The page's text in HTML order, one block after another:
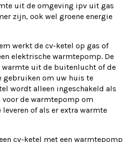
uit de omgeving ipv uit gas
zijn, ook wel groene energie
werkt de cv-ketel op gas of
elektrische warmtepomp. De
uit de buitenlucht of de
gebruiken om uw huis te
wordt alleen ingeschakeld als
de warmtepomp om
of als er extra warmte
cv-ketel met een warmtepomp